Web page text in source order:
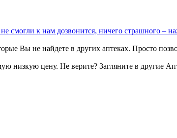
смогли к нам дозвонится, ничего страшного –
Вы не найдете в других аптеках. Просто
низкую цену. Не верите? Загляните в другие